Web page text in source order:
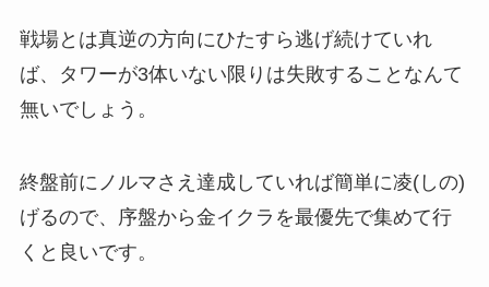
戦場とは真逆の方向にひたすら逃げ続けていれ
ば、タワーが3体いない限りは失敗することなんて
無いでしょう。
終盤前にノルマさえ達成していれば簡単に凌(しの)
げるので、序盤から金イクラを最優先で集めて行
くと良いです。